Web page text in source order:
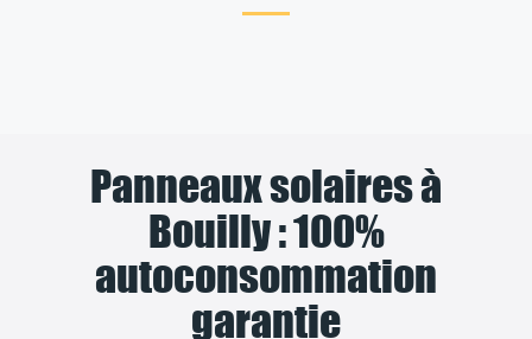
Panneaux solaires à
Bouilly : 100%
autoconsommation
garantie